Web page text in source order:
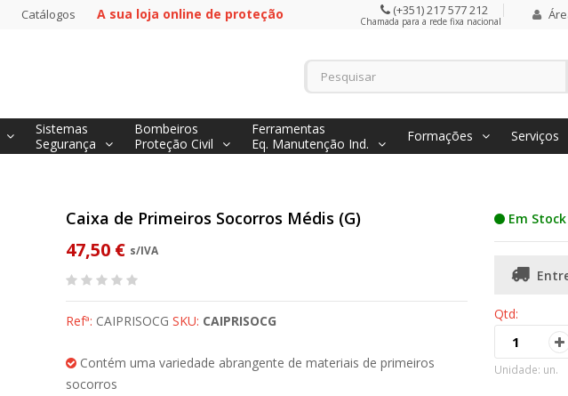
Catálogos A sua loja online de proteção (+351) 217 577 212
Chamada para a rede fixa nacional
Sistemas
Segurança
Bombeiros
Proteção Civil
Ferramentas
Eq. Manutenção Ind.
Formações Serviços
Caixa de Primeiros Socorros Médis (G)
47,50 € s/IVA
Refª: CAIPRISOCG SKU: CAIPRISOCG
Contém uma variedade abrangente de materiais de primeiros
socorros
Em Stock
Qtd:
Unidade: un.